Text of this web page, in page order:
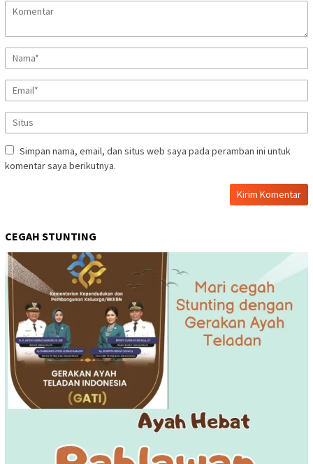
Simpan nama, email, dan situs web saya pada peramban ini untuk
komentar saya berikutnya.
CEGAH STUNTING